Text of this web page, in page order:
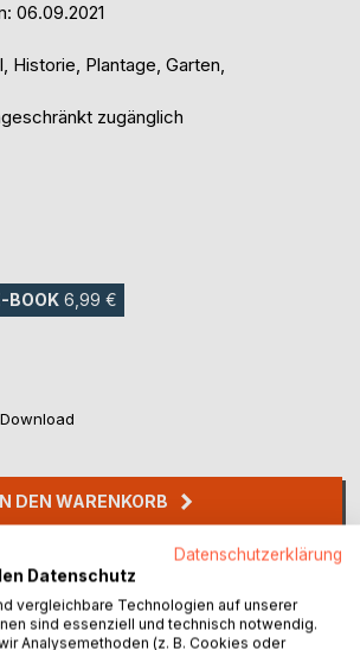
06.09.2021
Historie, Plantage, Garten,
zugänglich
BOOK 6,99 €
DEN WARENKORB
Datenschutzerklärung
Datenschutz
vergleichbare Technologien auf unserer
sind essenziell und technisch notwendig.
Analysemethoden (z. B. Cookies oder